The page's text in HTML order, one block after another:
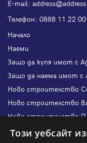
Е-mail:
Телефон: 0888 11 22 00
Начало
Наеми
Защо да купя имот с
Защо да наема имот с
Ново строителство
Ново строителство
Ново строителство
Ново строителство
Този уебсайт